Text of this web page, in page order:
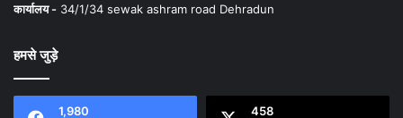
कार्यालय - 34/1/34 sewak ashram road Dehradun
हमसे जुड़े
1,980 458